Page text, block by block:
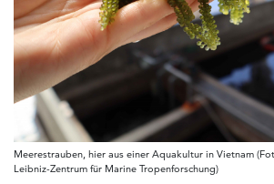
Meerestrauben, hier aus einer Aquakultur in Vietnam
Leibniz-Zentrum für Marine Tropenforschung)